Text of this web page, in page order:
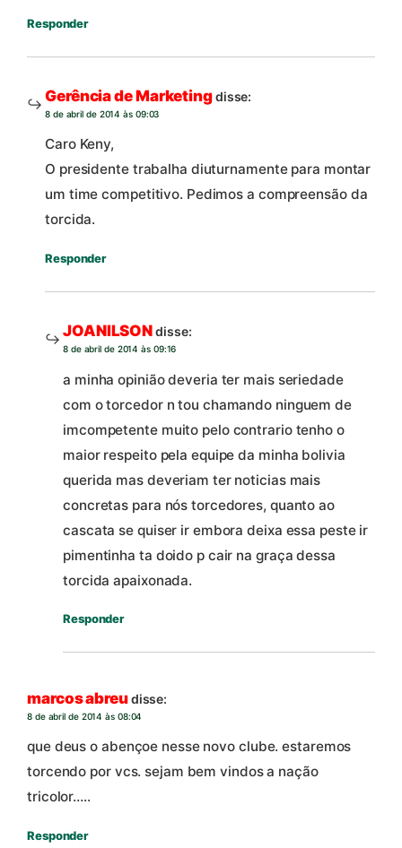
Responder
Gerência de Marketingdisse:
8 de abril de 2014 às 09:03
Caro Keny,
O presidente trabalha diuturnamente para montar
um time competitivo. Pedimos a compreensão da
torcida.
Responder
JOANILSONdisse:
8 de abril de 2014 às 09:16
a minha opinião deveria ter mais seriedade
com o torcedor n tou chamando ninguem de
imcompetente muito pelo contrario tenho o
maior respeito pela equipe da minha bolivia
querida mas deveriam ter noticias mais
concretas para nós torcedores, quanto ao
cascata se quiser ir embora deixa essa peste ir
pimentinha ta doido p cair na graça dessa
torcida apaixonada.
Responder
marcos abreudisse:
8 de abril de 2014 às 08:04
que deus o abençoe nesse novo clube. estaremos
torcendo por vcs. sejam bem vindos a nação
tricolor…..
Responder